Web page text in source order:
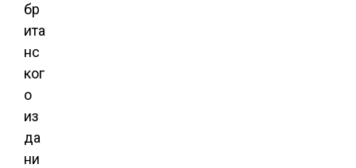
бр
ита
нс
ког
о
из
да
ни